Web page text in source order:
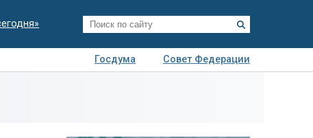
Госдума
Совет Федерации